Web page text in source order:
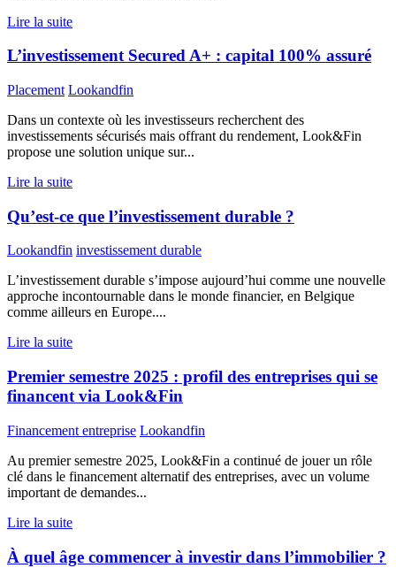
Lire la suite
L’investissement Secured A+ : capital 100% assuré
Placement Lookandfin
Dans un contexte où les investisseurs recherchent des
investissements sécurisés mais offrant du rendement, Look&Fin
propose une solution unique sur...
Lire la suite
Qu’est-ce que l’investissement durable ?
Lookandfin investissement durable
L’investissement durable s’impose aujourd’hui comme une nouvelle
approche incontournable dans le monde financier, en Belgique
comme ailleurs en Europe....
Lire la suite
Premier semestre 2025 : profil des entreprises qui se
financent via Look&Fin
Financement entreprise Lookandfin
Au premier semestre 2025, Look&Fin a continué de jouer un rôle
clé dans le financement alternatif des entreprises, avec un volume
important de demandes...
Lire la suite
À quel âge commencer à investir dans l’immobilier ?